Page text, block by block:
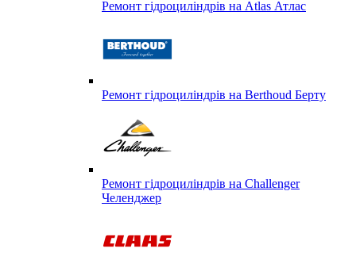
Ремонт гідроциліндрів на Atlas Атлас
Ремонт гідроциліндрів на Berthoud Берту
Ремонт гідроциліндрів на Challenger
Челенджер